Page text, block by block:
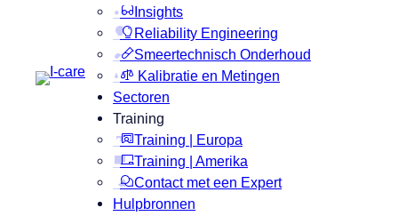
Insights
Reliability Engineering
Smeertechnisch Onderhoud
Kalibratie en Metingen
Sectoren
Training
Training | Europa
Training | Amerika
Contact met een Expert
Hulpbronnen